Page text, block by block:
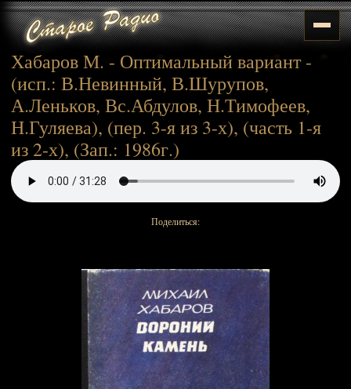
Хабаров М. - Оптимальный вариант -
(исп.: В.Невинный, В.Шурупов,
А.Леньков, Вс.Абдулов, Н.Тимофеев,
Н.Гуляева), (пер. 3-я из 3-х), (часть 1-я
из 2-х), (Зап.: 1986г.)
Поделиться: